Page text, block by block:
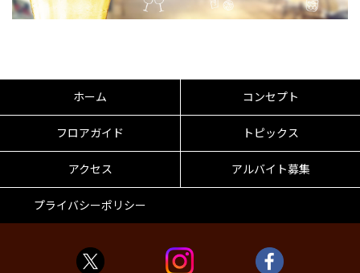
ホーム コンセプト
フロアガイド トピックス
アクセス アルバイト募集
プライバシーポリシー